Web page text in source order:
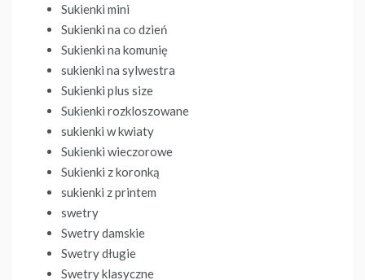
Sukienki mini
Sukienki na co dzień
Sukienki na komunię
sukienki na sylwestra
Sukienki plus size
Sukienki rozkloszowane
sukienki w kwiaty
Sukienki wieczorowe
Sukienki z koronką
sukienki z printem
swetry
Swetry damskie
Swetry długie
Swetry klasyczne